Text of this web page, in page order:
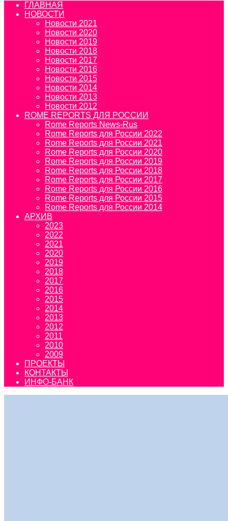
ГЛАВНАЯ
НОВОСТИ
Новости 2021
Новости 2020
Новости 2019
Новости 2018
Новости 2017
Новости 2016
Новости 2015
Новости 2014
Новости 2013
Новости 2012
ROME REPORTS ДЛЯ РОССИИ
Rome Reports News-Rus
Rome Reports для России 2022
Rome Reports для России 2021
Rome Reports для России 2020
Rome Reports для России 2019
Rome Reports для России 2018
Rome Reports для России 2017
Rome Reports для России 2016
Rome Reports для России 2015
Rome Reports для России 2014
АРХИВ
2023
2022
2021
2020
2019
2018
2017
2016
2015
2014
2013
2012
2011
2010
2009
ПРОЕКТЫ
КОНТАКТЫ
ИНФО-БАНК